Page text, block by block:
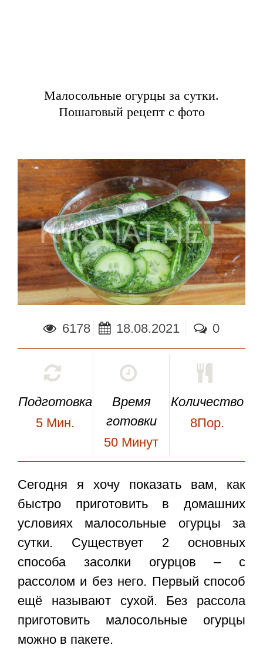
Малосольные огурцы за сутки.
Пошаговый рецепт с фото
6178 18.08.2021 0
Подготовка
5 Мин.
Время
готовки
50 Минут
Количество
8Пор.
Сегодня я хочу показать вам, как
быстро приготовить в домашних
условиях малосольные огурцы за
сутки. Существует 2 основных
способа засолки огурцов – с
рассолом и без него. Первый способ
ещё называют сухой. Без рассола
приготовить малосольные огурцы
можно в пакете.